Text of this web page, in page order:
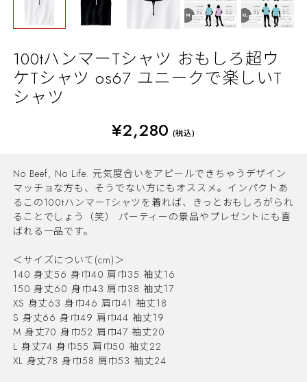
100tハンマーTシャツ おもしろ超ウ
ケTシャツ os67 ユニークで楽しいT
シャツ
¥2,280 (税込)
No Beef, No Life. 元気度合いをアピールできちゃうデザイン
マッチョな方も、そうでない方にもオススメ。インパクトあ
るこの100tハンマーTシャツを着れば、きっとおもしろがられ
ることでしょう（笑） パーティーの景品やプレゼントにも喜
ばれる一品です。
＜サイズについて(cm)＞
140 身丈56 身巾40 肩巾35 袖丈16
150 身丈60 身巾43 肩巾38 袖丈17
XS 身丈63 身巾46 肩巾41 袖丈18
S 身丈66 身巾49 肩巾44 袖丈19
M 身丈70 身巾52 肩巾47 袖丈20
L 身丈74 身巾55 肩巾50 袖丈22
XL 身丈78 身巾58 肩巾53 袖丈24